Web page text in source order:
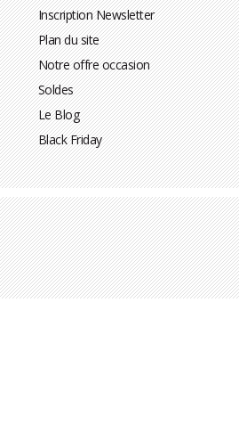
Inscription Newsletter
Plan du site
Notre offre occasion
Soldes
Le Blog
Black Friday